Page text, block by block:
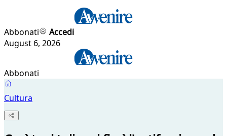
Abbonati
Accedi
August 6, 2026
Abbonati
Cultura